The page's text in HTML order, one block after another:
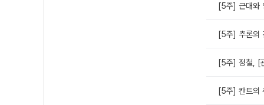
[5주] 근대와
[5주] 추론의
[5주] 정철, [
[5주] 칸트의